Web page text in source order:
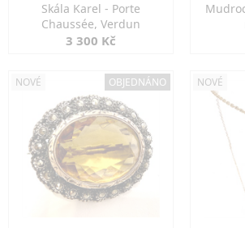
Skála Karel - Porte
Chaussée, Verdun
3 300 Kč
NOVÉ OBJEDNÁNO NOVÉ